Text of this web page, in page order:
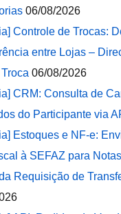
06/08/2026
Controle de Trocas:
entre Lojas –
06/08/2026
CRM: Consulta de
do Participante via
Estoques e NF-e:
à SEFAZ para
Requisição de